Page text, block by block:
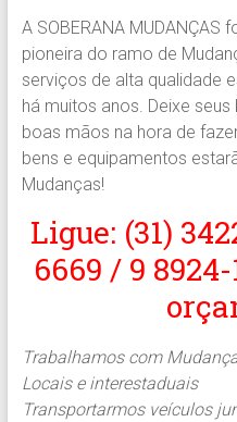
é
com
A
Soberana
Içamentos.
A SOBERANA
pioneira do ramo de
serviços de alta qualidade
há muitos anos. Deixe
boas mãos na hora de
bens e equipamentos
Mudanças!
Ligue: (31)
6669 / 9
Trabalhamos com
Locais e interestaduais
Transportarmos veículos